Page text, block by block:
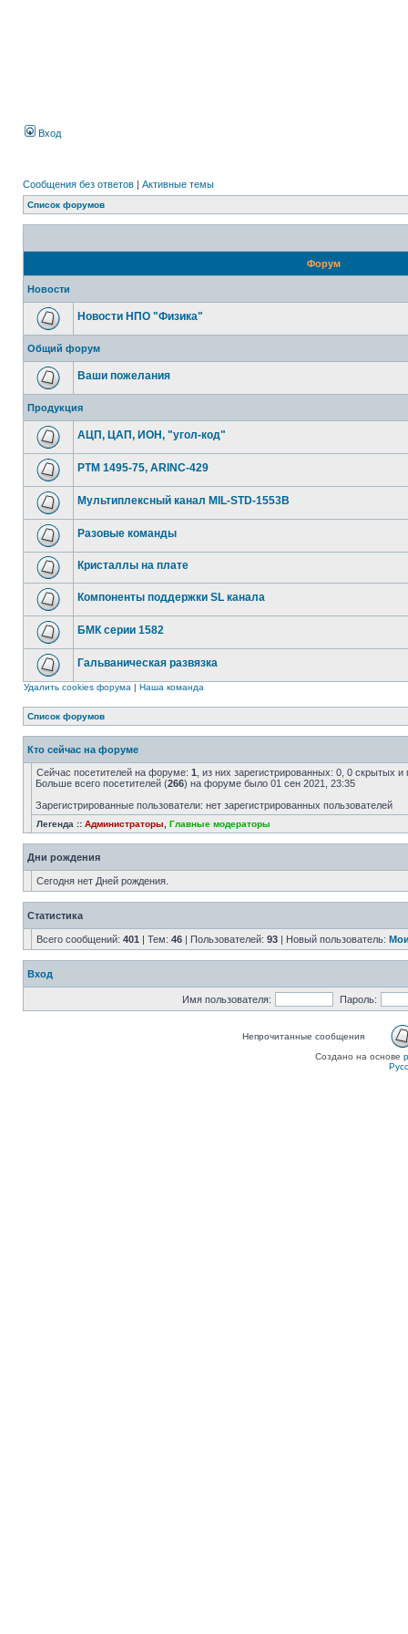
Вход
Сообщения без ответов | Активные темы
Список форумов
Форум
Новости
Новости НПО "Физика"
Общий форум
Ваши пожелания
Продукция
АЦП, ЦАП, ИОН, "угол-код"
РТМ 1495-75, ARINC-429
Мультиплексный канал MIL-STD-1553B
Разовые команды
Кристаллы на плате
Компоненты поддержки SL канала
БМК серии 1582
Гальваническая развязка
Удалить cookies форума | Наша команда
Список форумов
Кто сейчас на форуме
Сейчас посетителей на форуме: 1 , из них зарегистрированных: 0, 0 скрытых
Больше всего посетителей (266) на форуме было 01 сен 2021, 23:35
Зарегистрированные пользователи: нет зарегистрированных пользователей
Легенда :: Администраторы Главные модераторы
Дни рождения
Сегодня нет Дней рождения.
Статистика
Всего сообщений: 401 | Тем: 46 | Пользователей: 93 | Новый пользователь:
Вход
Имя пользователя: Пароль:
Непрочитанные сообщения
Создано на основе